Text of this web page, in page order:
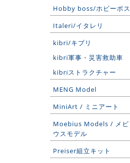
Hobby boss/ホビーボス
Italeri/イタレリ
kibri/キブリ
kibri軍事・災害救助車
kibriストラクチャー
MENG Model
MiniArt / ミニアート
Moebius Models / メビ
ウスモデル
Preiser組立キット